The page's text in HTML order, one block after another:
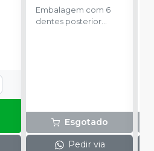
Embalagem com 6
dentes posterior
Esgotado
Pedir via